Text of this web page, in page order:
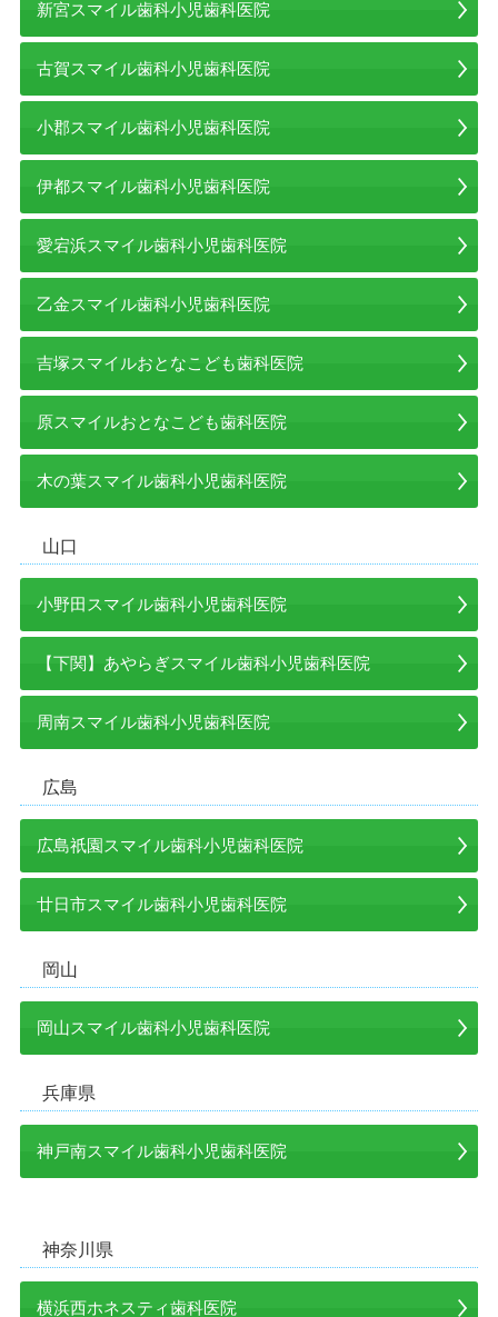
新宮スマイル歯科小児歯科医院
古賀スマイル歯科小児歯科医院
小郡スマイル歯科小児歯科医院
伊都スマイル歯科小児歯科医院
愛宕浜スマイル歯科小児歯科医院
乙金スマイル歯科小児歯科医院
吉塚スマイルおとなこども歯科医院
原スマイルおとなこども歯科医院
木の葉スマイル歯科小児歯科医院
山口
小野田スマイル歯科小児歯科医院
【下関】あやらぎスマイル歯科小児歯科医院
周南スマイル歯科小児歯科医院
広島
広島祇園スマイル歯科小児歯科医院
廿日市スマイル歯科小児歯科医院
岡山
岡山スマイル歯科小児歯科医院
兵庫県
神戸南スマイル歯科小児歯科医院
神奈川県
横浜西ホネスティ歯科医院